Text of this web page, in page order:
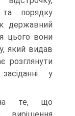
та порядку
державний
цього вони
який видав
розглянути
у
на те, що